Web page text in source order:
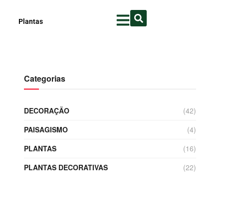
Plantas
Categorias
DECORAÇÃO
(42)
PAISAGISMO
(4)
PLANTAS
(16)
PLANTAS DECORATIVAS
(22)